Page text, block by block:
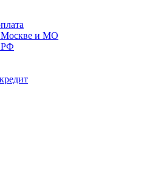
Москве и МО
РФ